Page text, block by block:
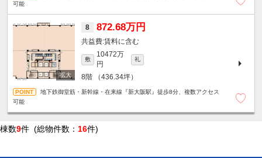
可能
8 872.68万円
賃料に含む
敷
10472万
円
礼
8階 （436.34坪）
地下鉄御堂筋・新幹線・在来線『新大阪駅』徒歩8分、複数アクセス
可能
棟数9件 (総物件数： 16件)